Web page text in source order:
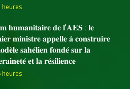
heures
𝐡𝐮𝐦𝐚𝐧𝐢𝐭𝐚𝐢𝐫𝐞 𝐝𝐞 𝐥’𝐀𝐄𝐒 : 𝐥𝐞
𝐦𝐢𝐧𝐢𝐬𝐭𝐫𝐞 𝐚𝐩𝐩𝐞𝐥𝐥𝐞 𝐚̀ 𝐜𝐨𝐧𝐬𝐭𝐫𝐮𝐢𝐫𝐞
𝐬𝐚𝐡𝐞́𝐥𝐢𝐞𝐧 𝐟𝐨𝐧𝐝𝐞́ 𝐬𝐮𝐫 𝐥𝐚
𝐞𝐭 𝐥𝐚 𝐫𝐞́𝐬𝐢𝐥𝐢𝐞𝐧𝐜𝐞
heures